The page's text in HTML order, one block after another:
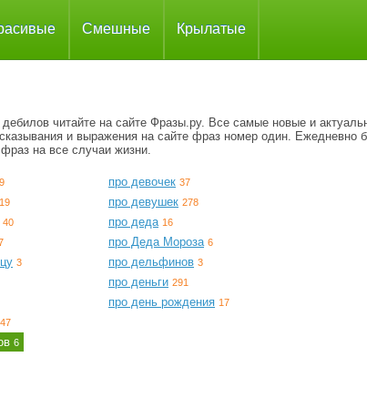
Смешные Крылатые
читайте на сайте Фразы.ру. Все самые новые и
и выражения на сайте фраз номер один. Ежедневно
на все случаи жизни.
9
19
40
3
47
6
про девочек 37
про девушек 278
про деда 16
про Деда Мороза 6
про дельфинов 3
про деньги 291
про день рождения 17